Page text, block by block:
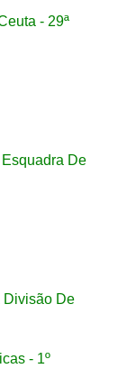
- 29ª
De
Divisão De
- 1º